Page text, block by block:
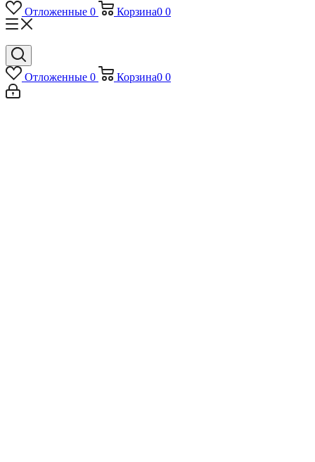
Отложенные 0 Корзина0 0
Отложенные 0 Корзина0 0